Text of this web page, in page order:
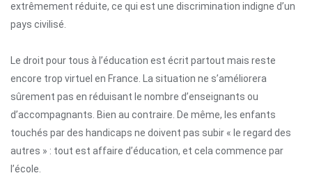
extrêmement réduite, ce qui est une discrimination indigne d’un
pays civilisé.
Le droit pour tous à l’éducation est écrit partout mais reste
encore trop virtuel en France. La situation ne s’améliorera
sûrement pas en réduisant le nombre d’enseignants ou
d’accompagnants. Bien au contraire. De même, les enfants
touchés par des handicaps ne doivent pas subir « le regard des
autres » : tout est affaire d’éducation, et cela commence par
l’école.